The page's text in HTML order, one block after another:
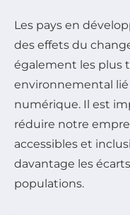
Les pays en
des effets du
également les plus
environnemental lié
numérique. Il est
réduire notre
accessibles et
davantage les
populations.